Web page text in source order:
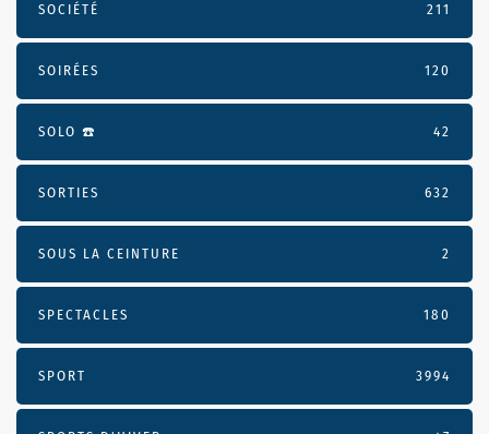
SOCIÉTÉ 211
SOIRÉES 120
SOLO ☎️ 42
SORTIES 632
SOUS LA CEINTURE 2
SPECTACLES 180
SPORT 3994